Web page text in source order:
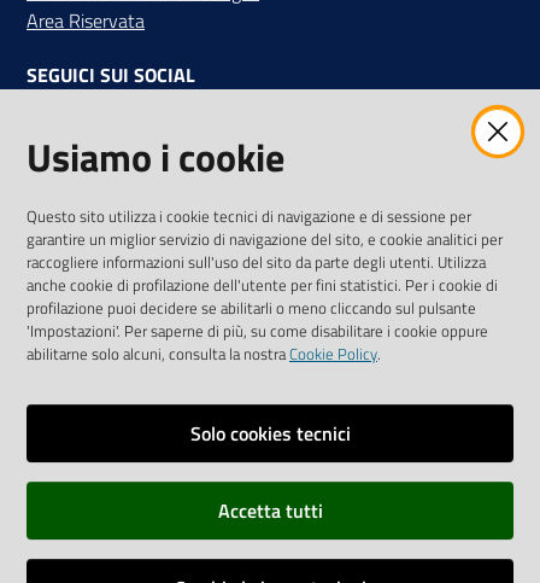
Area Riservata
SEGUICI SUI SOCIAL
Ricevi tutti gli aggiornamenti su eventi, nuove opportunità e
adempimenti normativi
Privacy policy
Usiamo i cookie
Questo sito utilizza i cookie tecnici di navigazione e di sessione per
garantire un miglior servizio di navigazione del sito, e cookie analitici per
raccogliere informazioni sull'uso del sito da parte degli utenti. Utilizza
anche cookie di profilazione dell'utente per fini statistici. Per i cookie di
profilazione puoi decidere se abilitarli o meno cliccando sul pulsante
'Impostazioni'. Per saperne di più, su come disabilitare i cookie oppure
abilitarne solo alcuni, consulta la nostraCookie Policy.
Solo cookies tecnici
Accetta tutti